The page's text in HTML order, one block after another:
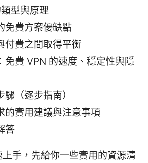
型與原理
免費方案優缺點
付費之間取得平衡
免費 VPN 的速度、穩定性與隱
（逐步指南）
的實用建議與注意事項
答
手，先給你一些實用的資源清